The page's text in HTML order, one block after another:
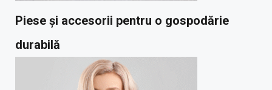
Piese și accesorii pentru o gospodărie
durabilă